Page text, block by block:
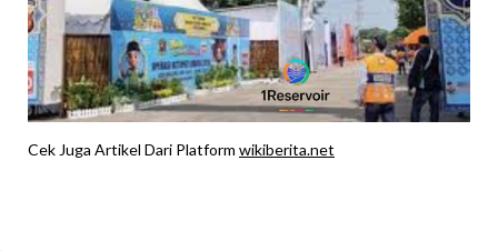
Cek Juga Artikel Dari Platform wikiberita.net